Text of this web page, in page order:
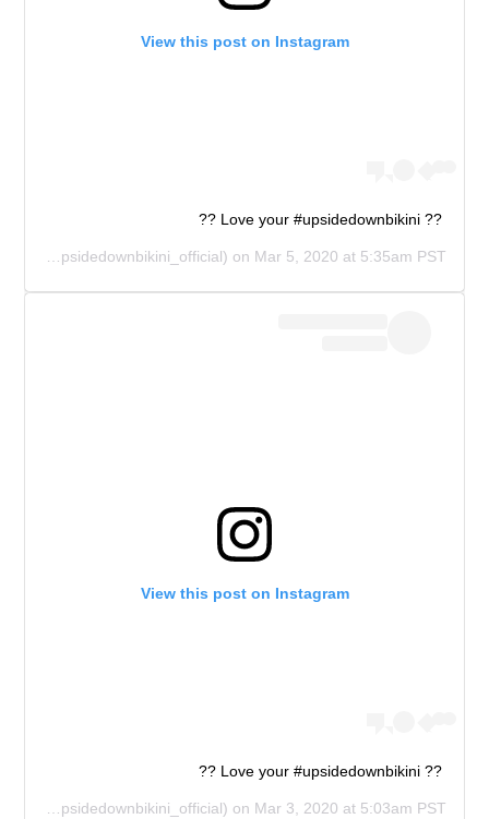
View this post on Instagram
?? Love your #upsidedownbikini ??
(@upsidedownbikini_official) on Mar 5, 2020 at 5:35am PST
View this post on Instagram
?? Love your #upsidedownbikini ??
(@upsidedownbikini_official) on Mar 3, 2020 at 5:03am PST